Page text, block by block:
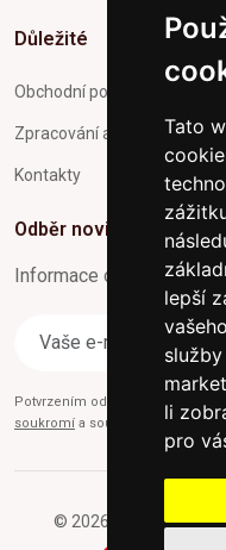
Tato
lepší
li
pro
Důležité
Obchodní podmínky
Zpracování a ochrana
Kontakty
Odběr novinek
Informace o Novinkách a
Potvrzením odběru současně
soukromí a současně nám
© 2026 Furniture-